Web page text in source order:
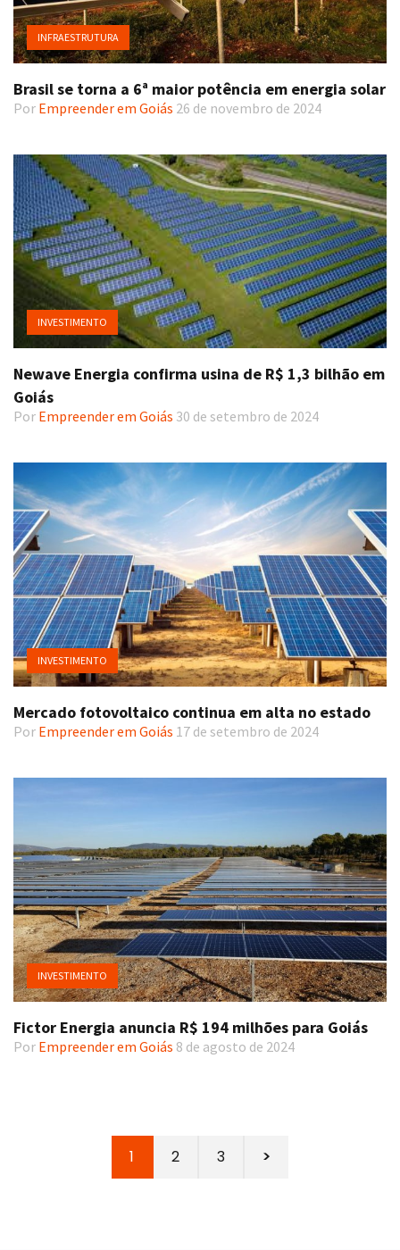
INFRAESTRUTURA
Brasil se torna a 6ª maior potência em energia solar
Por Empreender em Goiás 26 de novembro de 2024
INVESTIMENTO
Newave Energia confirma usina de R$ 1,3 bilhão em
Goiás
Por Empreender em Goiás 30 de setembro de 2024
INVESTIMENTO
Mercado fotovoltaico continua em alta no estado
Por Empreender em Goiás 17 de setembro de 2024
INVESTIMENTO
Fictor Energia anuncia R$ 194 milhões para Goiás
Por Empreender em Goiás 8 de agosto de 2024
1 2 3 >